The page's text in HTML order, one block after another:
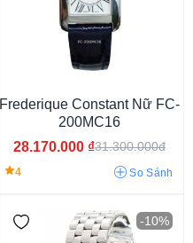
Frederique Constant Nữ FC-
200MC16
28.170.000 ₫31.300.000đ
4 So Sánh
-10%